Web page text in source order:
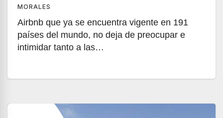
MORALES
Airbnb que ya se encuentra vigente en 191
países del mundo, no deja de preocupar e
intimidar tanto a las…